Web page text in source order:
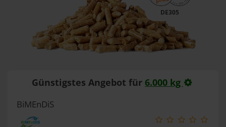
DE305
Günstigstes Angebot für 6.000 kg
BiMEnDiS